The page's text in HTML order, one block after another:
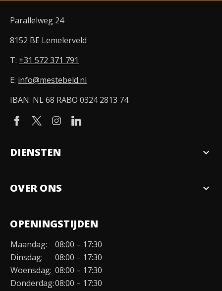
Parallelweg 24
8152 BE Lemelerveld
T: +31 572 371 791
E: info@mestebeld.nl
IBAN: NL 68 RABO 0324 2813 74
DIENSTEN expand_more
OVER ONS expand_more
Organisatie
Duurzaamheid
Werken bij
Contact
OPENINGSTIJDEN
Maandag:
08:00 – 17:30
Dinsdag:
08:00 – 17:30
Woensdag: 08:00 – 17:30
Donderdag:08:00 – 17:30